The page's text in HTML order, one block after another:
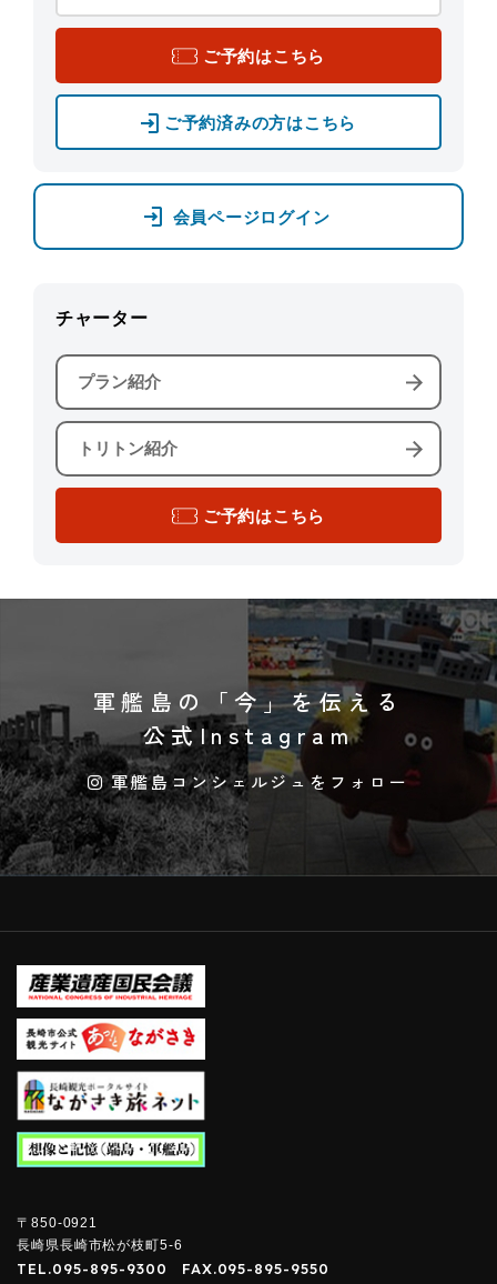
ご予約はこちら
ご予約済みの方はこちら
会員ページログイン
チャーター
プラン紹介
トリトン紹介
ご予約はこちら
軍艦島の「今」を伝える
公式Instagram
軍艦島コンシェルジュをフォロー
〒850-0921
長崎県長崎市松が枝町5-6
TEL.095-895-9300 FAX.095-895-9550